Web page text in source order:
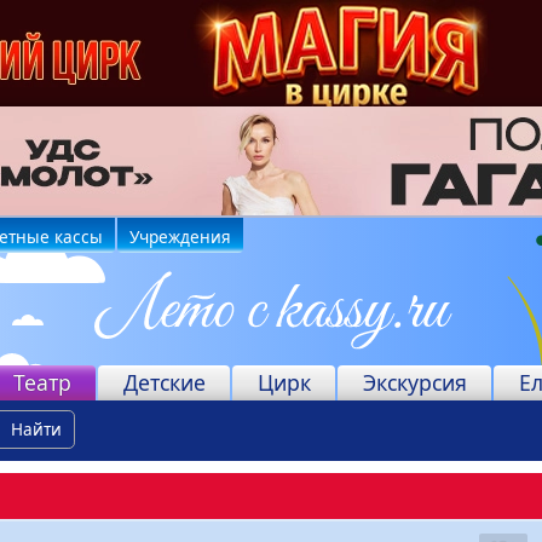
кассы Учреждения
Театр Детские Цирк Экскурсия
Найти